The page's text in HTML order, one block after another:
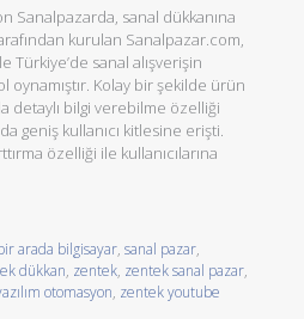
Sanalpazarda, sanal dükkanına
kurulan Sanalpazar.com,
Türkiye’de sanal alışverişin
oynamıştır. Kolay bir şekilde ürün
detaylı bilgi verebilme özelliği
geniş kullanıcı kitlesine erişti.
özelliği ile kullanıcılarına
arada bilgisayar,sanal pazar,
dükkan, zentek, zentek sanal pazar,
otomasyon, zentek youtube